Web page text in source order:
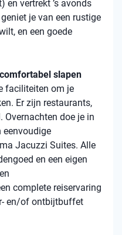
en vertrekt ’s avonds
je van een rustige
en een goede
slapen
faciliteiten om je
Er zijn restaurants,
Overnachten doe je in
eenvoudige
Jacuzzi Suites. Alle
en een eigen
complete reiservaring
en/of ontbijtbuffet